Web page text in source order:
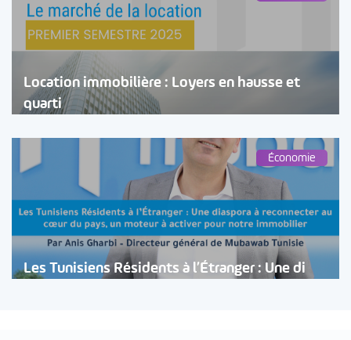
Location immobilière : Loyers en hausse et
quarti
Économie
Les Tunisiens Résidents à l’Étranger : Une di